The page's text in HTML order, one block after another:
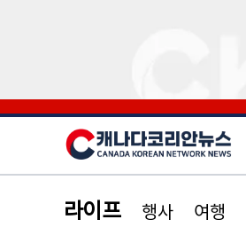
라이프 행사 여행